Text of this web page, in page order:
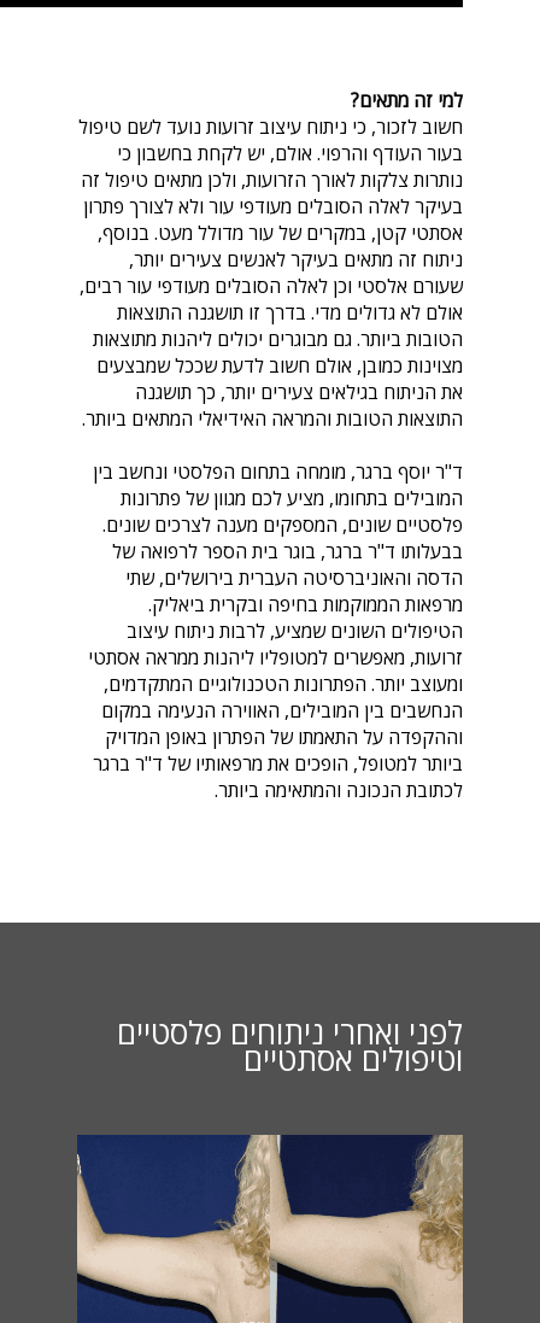
למי זה מתאים?
חשוב לזכור, כי ניתוח עיצוב זרועות נועד לשם טיפול
בעור העודף והרפוי. אולם, יש לקחת בחשבון כי
נותרות צלקות לאורך הזרועות, ולכן מתאים טיפול זה
בעיקר לאלה הסובלים מעודפי עור ולא לצורך פתרון
אסתטי קטן, במקרים של עור מדולל מעט. בנוסף,
ניתוח זה מתאים בעיקר לאנשים צעירים יותר,
שעורם אלסטי וכן לאלה הסובלים מעודפי עור רבים,
אולם לא גדולים מדי. בדרך זו תושגנה התוצאות
הטובות ביותר. גם מבוגרים יכולים ליהנות מתוצאות
מצוינות כמובן, אולם חשוב לדעת שככל שמבצעים
את הניתוח בגילאים צעירים יותר, כך תושגנה
התוצאות הטובות והמראה האידיאלי המתאים ביותר.
ד"ר יוסף ברגר, מומחה בתחום הפלסטי ונחשב בין
המובילים בתחומו, מציע לכם מגוון של פתרונות
פלסטיים שונים, המספקים מענה לצרכים שונים.
בבעלותו ד"ר ברגר, בוגר בית הספר לרפואה של
הדסה והאוניברסיטה העברית בירושלים, שתי
מרפאות הממוקמות בחיפה ובקרית ביאליק.
הטיפולים השונים שמציע, לרבות ניתוח עיצוב
זרועות, מאפשרים למטופליו ליהנות ממראה אסתטי
ומעוצב יותר. הפתרונות הטכנולוגיים המתקדמים,
הנחשבים בין המובילים, האווירה הנעימה במקום
וההקפדה על התאמתו של הפתרון באופן המדויק
ביותר למטופל, הופכים את מרפאותיו של ד"ר ברגר
לכתובת הנכונה והמתאימה ביותר.
לפני ואחרי ניתוחים פלסטיים
וטיפולים אסתטיים